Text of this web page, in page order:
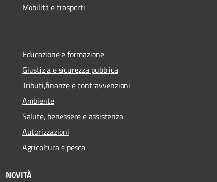
Mobilità e trasporti
Educazione e formazione
Giustizia e sicurezza pubblica
Tributi,finanze e contravvenzioni
Ambiente
Salute, benessere e assistenza
Autorizzazioni
Agricoltura e pesca
NOVITÀ